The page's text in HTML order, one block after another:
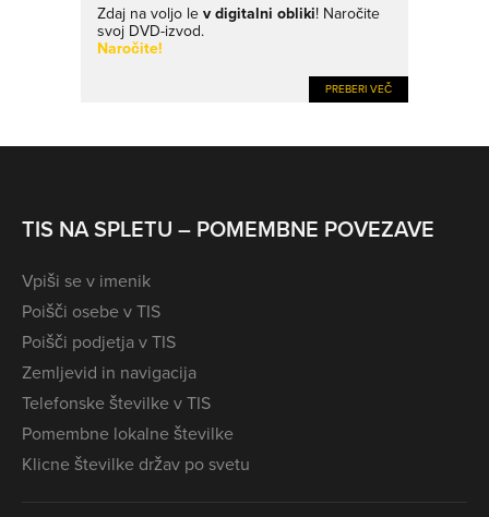
Zdaj na voljo lev digitalni obliki! Naročite
svoj DVD-izvod.
Naročite!
PREBERI VEČ
TIS NA SPLETU – POMEMBNE POVEZAVE
Vpiši se v imenik
Poišči osebe v TIS
Poišči podjetja v TIS
Zemljevid in navigacija
Telefonske številke v TIS
Pomembne lokalne številke
Klicne številke držav po svetu